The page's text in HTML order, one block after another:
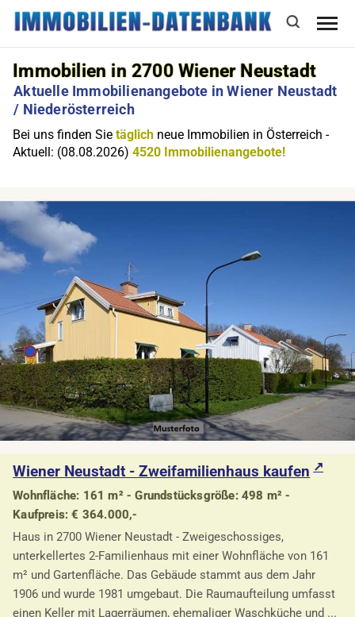
Immobilien in 2700 Wiener Neustadt
Aktuelle Immobilienangebote in Wiener Neustadt
/ Niederösterreich
Bei uns finden Sietäglich neue Immobilien in Österreich -
Aktuell: (08.08.2026)4520 Immobilienangebote!
Wiener Neustadt - Zweifamilienhaus kaufen
Wohnfläche: 161 m² - Grundstücksgröße: 498 m² -
Kaufpreis: € 364.000,-
Haus in 2700 Wiener Neustadt - Zweigeschossiges,
unterkellertes 2-Familienhaus mit einer Wohnfläche von 161
m² und Gartenfläche. Das Gebäude stammt aus dem Jahr
1906 und wurde 1981 umgebaut. Die Raumaufteilung umfasst
einen Keller mit Lagerräumen, ehemaliger Waschküche und ...